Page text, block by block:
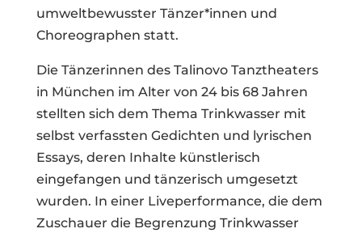
umweltbewusster Tänzer*innen und
Choreographen statt.
Die Tänzerinnen des Talinovo Tanztheaters
in München im Alter von 24 bis 68 Jahren
stellten sich dem Thema Trinkwasser mit
selbst verfassten Gedichten und lyrischen
Essays, deren Inhalte künstlerisch
eingefangen und tänzerisch umgesetzt
wurden. In einer Liveperformance, die dem
Zuschauer die Begrenzung Trinkwasser